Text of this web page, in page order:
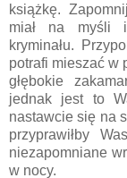
książkę.
miał na myśli i
kryminału.
potrafi mieszać w
głębokie
jednak jest to
nastawcie się na
przyprawiłby
niezapomniane
w nocy.